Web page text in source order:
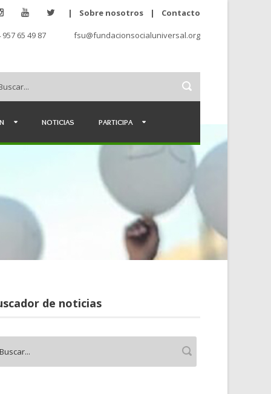
| Sobre nosotros | Contacto
65 49 87 fsu@fundacionsocialuniversal.org
NOTICIAS PARTICIPA
de noticias